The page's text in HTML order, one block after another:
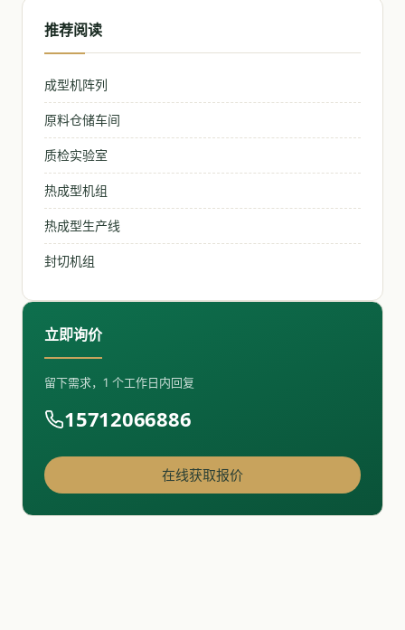
推荐阅读
成型机阵列
原料仓储车间
质检实验室
热成型机组
热成型生产线
封切机组
立即询价
留下需求，1 个工作日内回复
15712066886
在线获取报价